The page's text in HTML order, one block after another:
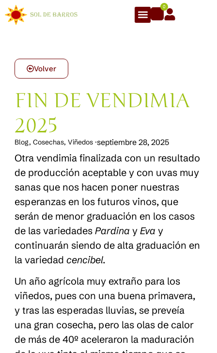
0
Volver
FIN DE VENDIMIA
2025
Blog, Cosechas, Viñedos ·septiembre 28, 2025
Otra vendimia finalizada con un resultado
de producción aceptable y con uvas muy
sanas que nos hacen poner nuestras
esperanzas en los futuros vinos, que
serán de menor graduación en los casos
de las variedades Pardina y Eva y
continuarán siendo de alta graduación en
la variedad cencibel.
Un año agrícola muy extraño para los
viñedos, pues con una buena primavera,
y tras las esperadas lluvias, se preveía
una gran cosecha, pero las olas de calor
de más de 40º aceleraron la maduración